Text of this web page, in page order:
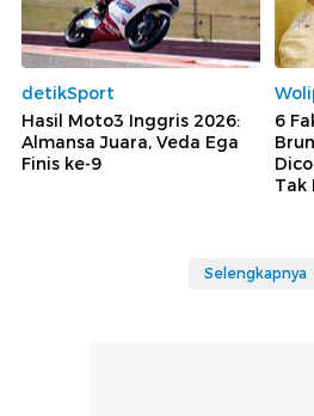
detikSport
Hasil Moto3 Inggris 2026:
Almansa Juara, Veda Ega
Finis ke-9
6
Tak
Selengkapnya